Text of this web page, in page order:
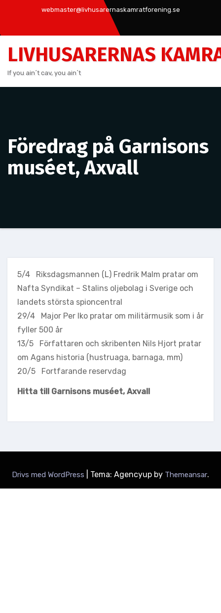
innehåll
webmaster@livhusarernaskamratforening.se
LIVHUSARERNAS
If you ain´t cav, you ain´t
Föredrag på Garnisons
muséet, Axvall
5/4 Riksdagsmannen (L) Fredrik Malm pratar om
Nafta Syndikat – Stalins oljebolag i Sverige och
landets största spioncentral
29/4 Major Per Iko pratar om militärmusik som i år
fyller 500 år
13/5 Författaren och skribenten Nils Hjort pratar
om Agans historia (hustruaga, barnaga, mm)
20/5 Fortfarande reservdag
Hitta till Garnisons muséet, Axvall
Drivs med WordPress Tema: Agencyup by Themeansar.